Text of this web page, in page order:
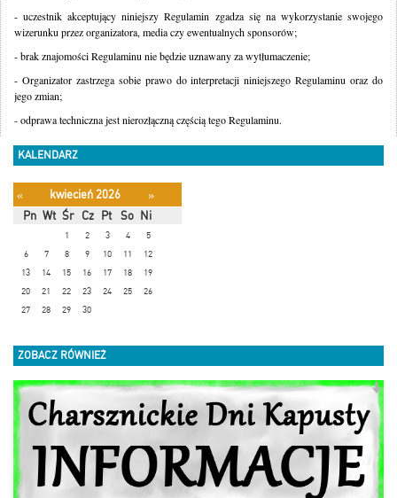
- uczestnik akceptujący niniejszy Regulamin zgadza się na wykorzystanie swojego
wizerunku przez organizatora, media czy ewentualnych sponsorów;
- brak znajomości Regulaminu nie będzie uznawany za wytłumaczenie;
- Organizator zastrzega sobie prawo do interpretacji niniejszego Regulaminu oraz do
jego zmian;
- odprawa techniczna jest nierozłączną częścią tego Regulaminu.
KALENDARZ
« kwiecień 2026
»
Pn Wt Śr Cz Pt So Ni
1 2 3 4
5
6
7 8 9 10 11
12
13
14 15 16 17 18
19
20
21 22 23 24 25
26
27
28 29 30
ZOBACZ RÓWNIEŻ